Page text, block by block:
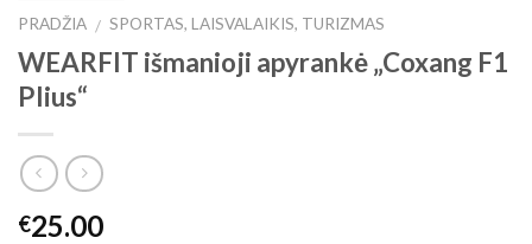
PRADŽIA / SPORTAS, LAISVALAIKIS, TURIZMAS
WEARFIT išmanioji apyrankė „Coxang F1
Plius“
€25.00